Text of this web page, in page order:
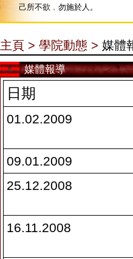
己所不欲﹐勿施於人。
主頁 > 學院動態 > 媒體
媒體報導
日期
01.02.2009
09.01.2009
25.12.2008
16.11.2008